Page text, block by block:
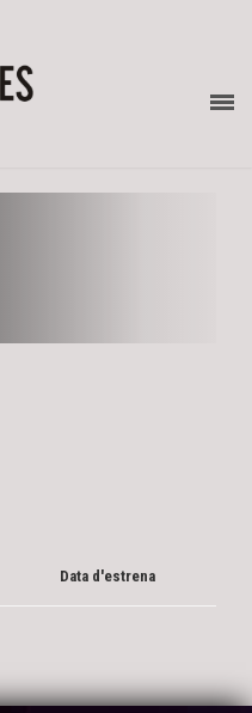
Data d'estrena